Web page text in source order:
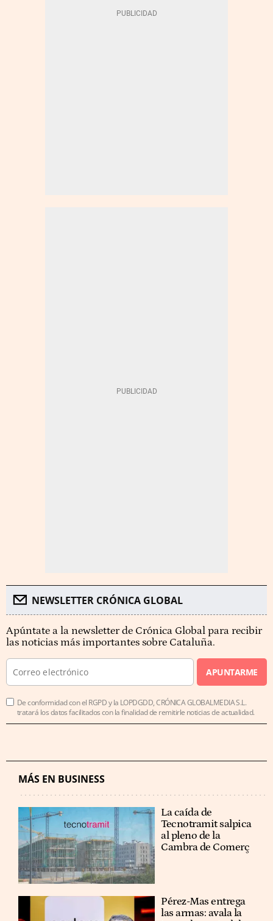
NEWSLETTER CRÓNICA GLOBAL
Apúntate a la newsletter de Crónica Global para recibir
las noticias más importantes sobre Cataluña.
APUNTARME
De conformidad con el RGPD y la LOPDGDD, CRÓNICA GLOBALMEDIA S.L.
tratará los datos facilitados con la finalidad de remitirle noticias de actualidad.
MÁS EN BUSINESS
La caída de
Tecnotramit salpica
al pleno de la
Cambra de Comerç
Pérez-Mas entrega
las armas: avala la